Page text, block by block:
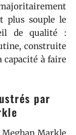
plus souple le
de qualité :
construite
capacité à faire
par
Meghan Markle